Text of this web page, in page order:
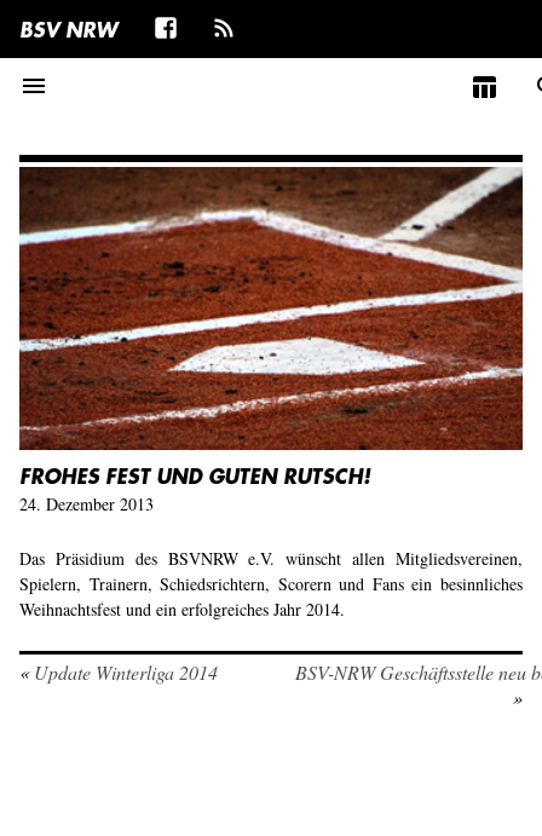
BSV NRW
menu
table_chart
FROHES FEST UND GUTEN RUTSCH!
24. Dezember 2013
Das Präsidium des BSVNRW e.V. wünscht allen Mitgliedsvereinen,
Spielern, Trainern, Schiedsrichtern, Scorern und Fans ein besinnliches
Weihnachtsfest und ein erfolgreiches Jahr 2014.
«Update Winterliga 2014
BSV-NRW Geschäftsstelle neu
»